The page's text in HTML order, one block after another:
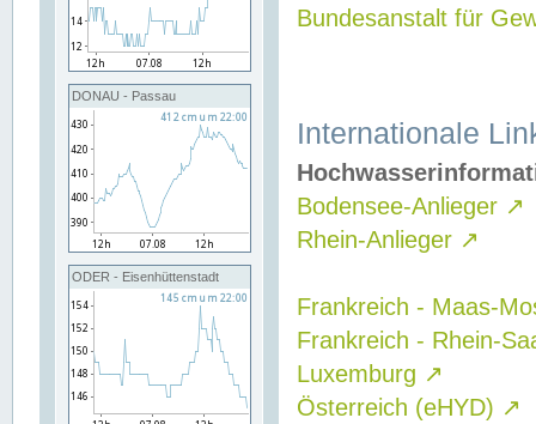
DONAU - Passau
ODER - Eisenhüttenstadt
Bundesanstalt für
Internationale
Bodensee-Anlieger ↗
Rhein-Anlieger ↗
Frankreich - Maas-
Frankreich - Rhein-
Luxemburg ↗
Österreich (eHYD) ↗